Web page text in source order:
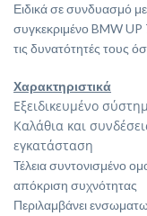
Ειδικά σε συνδυασμό
συγκεκριμένο BMW
τις δυνατότητές τους
Χαρακτηριστικά
Εξειδικευμένο
Καλάθια και
εγκατάσταση
Τέλεια συντονισμένο
απόκριση συχνότητας
Περιλαμβάνει